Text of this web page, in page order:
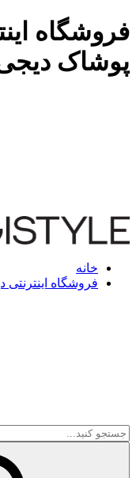
فروشگاه
پوشاک
خانه
فروشگاه اینترنتی